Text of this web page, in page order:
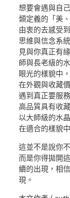
想要會遇與自
類定義的「美
由衷的去感受
思維與信念系
見與你真正有
師與長老級的
眼光的樣貌中
在外觀與收藏
遇到真正要服
高品質具有收
以大師級的水
在適合的樣貌
這並不是說你
而是你得拋開
續的出現，相
現。